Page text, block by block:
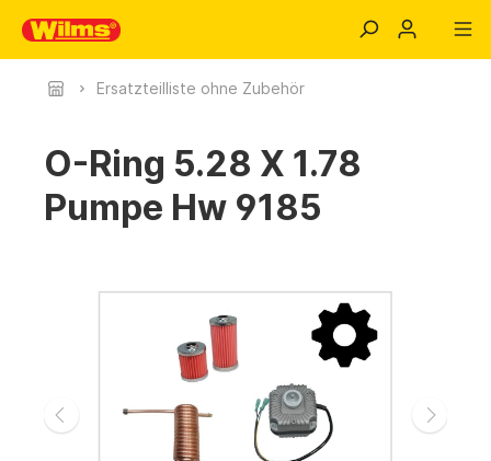
Ersatzteilliste ohne Zubehör
O-Ring 5.28 X 1.78
Pumpe Hw 9185